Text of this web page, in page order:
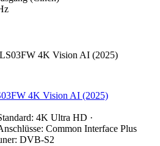
4K Vision AI (2025)
4K Ultra HD ·
Common Interface Plus
DVB-S2